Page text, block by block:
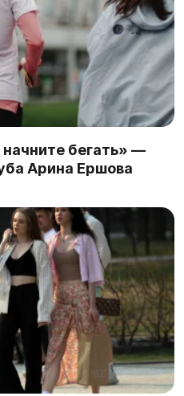
бегать» —
Арина Ершова